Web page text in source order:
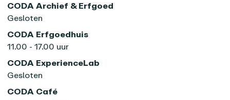
CODA Archief & Erfgoed
Gesloten
CODA Erfgoedhuis
11.00 - 17.00 uur
CODA ExperienceLab
Gesloten
CODA Café